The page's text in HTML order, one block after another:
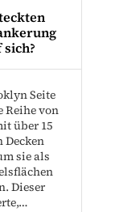
Seite
Reihe von
über 15
Decken
sie als
Dieser